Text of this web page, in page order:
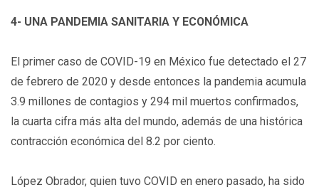
4- UNA PANDEMIA SANITARIA Y ECONÓMICA
El primer caso de COVID-19 en México fue detectado el 27
de febrero de 2020 y desde entonces la pandemia acumula
3.9 millones de contagios y 294 mil muertos confirmados,
la cuarta cifra más alta del mundo, además de una histórica
contracción económica del 8.2 por ciento.
López Obrador, quien tuvo COVID en enero pasado, ha sido